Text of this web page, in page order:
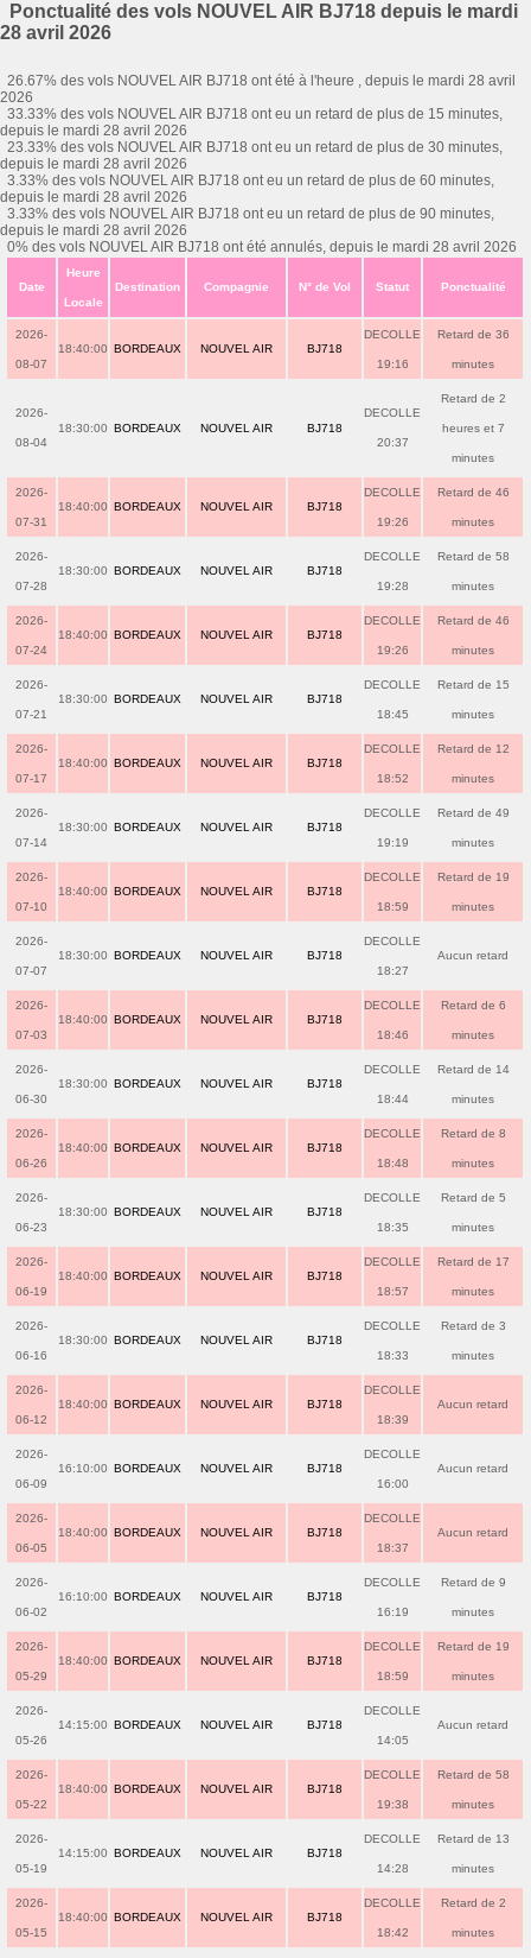
Ponctualité des vols NOUVEL AIR BJ718 depuis le mardi
28 avril 2026
26.67% des vols NOUVEL AIR BJ718 ont été à l'heure , depuis le mardi 28 avril
2026
33.33% des vols NOUVEL AIR BJ718 ont eu un retard de plus de 15 minutes,
depuis le mardi 28 avril 2026
23.33% des vols NOUVEL AIR BJ718 ont eu un retard de plus de 30 minutes,
depuis le mardi 28 avril 2026
3.33% des vols NOUVEL AIR BJ718 ont eu un retard de plus de 60 minutes,
depuis le mardi 28 avril 2026
3.33% des vols NOUVEL AIR BJ718 ont eu un retard de plus de 90 minutes,
depuis le mardi 28 avril 2026
0% des vols NOUVEL AIR BJ718 ont été annulés, depuis le mardi 28 avril 2026
Date
Heure
Locale
Destination Compagnie N° de Vol Statut Ponctualité
2026-
08-07
18:40:00 BORDEAUX NOUVEL AIR BJ718
DECOLLE
19:16
Retard de 36
minutes
2026-
08-04
18:30:00 BORDEAUX NOUVEL AIR BJ718
DECOLLE
20:37
Retard de 2
heures et 7
minutes
2026-
07-31
18:40:00 BORDEAUX NOUVEL AIR BJ718
DECOLLE
19:26
Retard de 46
minutes
2026-
07-28
18:30:00 BORDEAUX NOUVEL AIR BJ718
DECOLLE
19:28
Retard de 58
minutes
2026-
07-24
18:40:00 BORDEAUX NOUVEL AIR BJ718
DECOLLE
19:26
Retard de 46
minutes
2026-
07-21
18:30:00 BORDEAUX NOUVEL AIR BJ718
DECOLLE
18:45
Retard de 15
minutes
2026-
07-17
18:40:00 BORDEAUX NOUVEL AIR BJ718
DECOLLE
18:52
Retard de 12
minutes
2026-
07-14
18:30:00 BORDEAUX NOUVEL AIR BJ718
DECOLLE
19:19
Retard de 49
minutes
2026-
07-10
18:40:00 BORDEAUX NOUVEL AIR BJ718
DECOLLE
18:59
Retard de 19
minutes
2026-
07-07
18:30:00 BORDEAUX NOUVEL AIR BJ718
DECOLLE
18:27
Aucun retard
2026-
07-03
18:40:00 BORDEAUX NOUVEL AIR BJ718
DECOLLE
18:46
Retard de 6
minutes
2026-
06-30
18:30:00 BORDEAUX NOUVEL AIR BJ718
DECOLLE
18:44
Retard de 14
minutes
2026-
06-26
18:40:00 BORDEAUX NOUVEL AIR BJ718
DECOLLE
18:48
Retard de 8
minutes
2026-
06-23
18:30:00 BORDEAUX NOUVEL AIR BJ718
DECOLLE
18:35
Retard de 5
minutes
2026-
06-19
18:40:00 BORDEAUX NOUVEL AIR BJ718
DECOLLE
18:57
Retard de 17
minutes
2026-
06-16
18:30:00 BORDEAUX NOUVEL AIR BJ718
DECOLLE
18:33
Retard de 3
minutes
2026-
06-12
18:40:00 BORDEAUX NOUVEL AIR BJ718
DECOLLE
18:39
Aucun retard
2026-
06-09
16:10:00 BORDEAUX NOUVEL AIR BJ718
DECOLLE
16:00
Aucun retard
2026-
06-05
18:40:00 BORDEAUX NOUVEL AIR BJ718
DECOLLE
18:37
Aucun retard
2026-
06-02
16:10:00 BORDEAUX NOUVEL AIR BJ718
DECOLLE
16:19
Retard de 9
minutes
2026-
05-29
18:40:00 BORDEAUX NOUVEL AIR BJ718
DECOLLE
18:59
Retard de 19
minutes
2026-
05-26
14:15:00 BORDEAUX NOUVEL AIR BJ718
DECOLLE
14:05
Aucun retard
2026-
05-22
18:40:00 BORDEAUX NOUVEL AIR BJ718
DECOLLE
19:38
Retard de 58
minutes
2026-
05-19
14:15:00 BORDEAUX NOUVEL AIR BJ718
DECOLLE
14:28
Retard de 13
minutes
2026-
05-15
18:40:00 BORDEAUX NOUVEL AIR BJ718
DECOLLE
18:42
Retard de 2
minutes